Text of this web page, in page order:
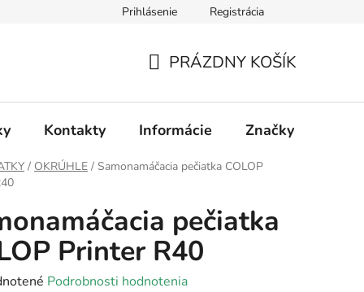
Prihlásenie Registrácia
KOŠÍK
PRÁZDNY KOŠÍK
Kontakty Informácie Značky
/ OKRÚHLE / Samonamáčacia pečiatka COLOP
pečiatka
Printer R40
Podrobnosti hodnotenia